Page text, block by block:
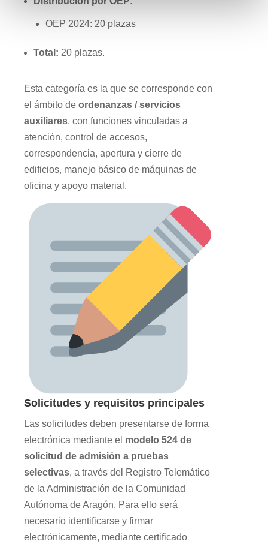
OEP 2024: 20 plazas
Total: 20 plazas.
Esta categoría es la que se corresponde con
el ámbito de ordenanzas / servicios
auxiliares, con funciones vinculadas a
atención, control de accesos,
correspondencia, apertura y cierre de
edificios, manejo básico de máquinas de
oficina y apoyo material.
Solicitudes y requisitos principales
Las solicitudes deben presentarse de forma
electrónica mediante el modelo 524 de
solicitud de admisión a pruebas
selectivas, a través del Registro Telemático
de la Administración de la Comunidad
Autónoma de Aragón. Para ello será
necesario identificarse y firmar
electrónicamente, mediante certificado